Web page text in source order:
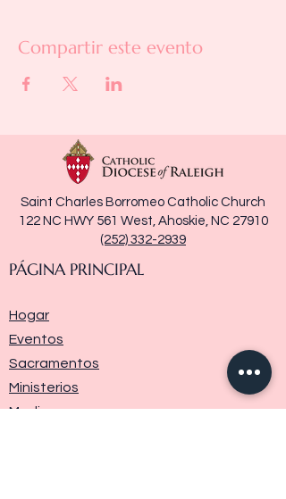
Compartir este evento
Saint Charles Borromeo Catholic Church
122 NC HWY 561 West, Ahoskie, NC 27910
(252) 332-2939
PÁGINA PRINCIPAL
Hogar
Eventos
Sacramentos
Ministerios
Media